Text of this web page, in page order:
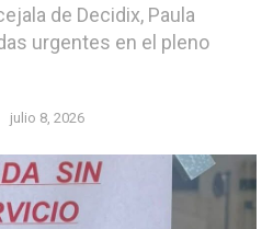
de Decidix, Paula
urgentes en el pleno
julio 8, 2026